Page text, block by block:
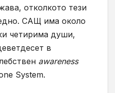
отколкото тези
САЩ има около
четирима души,
в
awareness
System.